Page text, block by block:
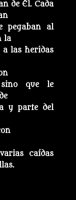
de Él. Cada
pegaban al
la
a las heridas
sino que le
y parte del
caídas